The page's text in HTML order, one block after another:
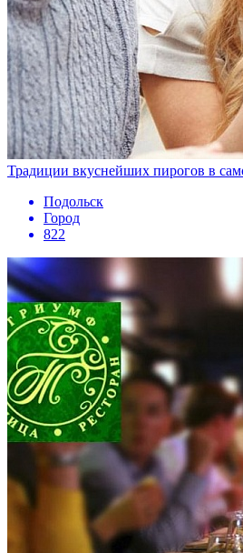
Традиции вкуснейших пирогов в
Подольск
Город
822